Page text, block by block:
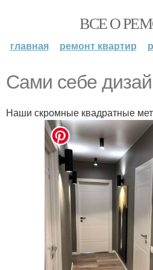
ВСЕ О
главная ремонт квартир
Сами себе
Наши скромные квадратные